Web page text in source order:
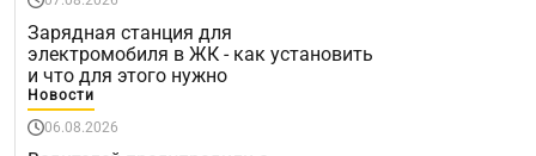
Зарядная станция для
электромобиля в ЖК - как установить
и что для этого нужно
Новости
06.08.2026